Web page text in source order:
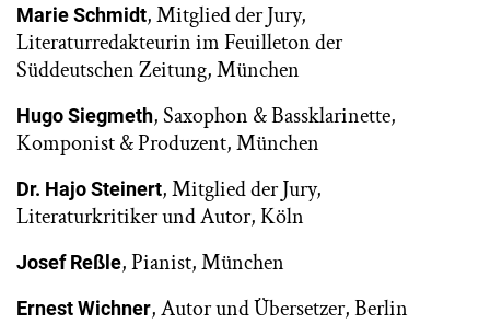
Marie Schmidt, Mitglied der Jury,
Literaturredakteurin im Feuilleton der
Süddeutschen Zeitung, München
Hugo Siegmeth, Saxophon & Bassklarinette,
Komponist & Produzent, München
Dr. Hajo Steinert, Mitglied der Jury,
Literaturkritiker und Autor, Köln
Josef Reßle, Pianist, München
Ernest Wichner, Autor und Übersetzer, Berlin